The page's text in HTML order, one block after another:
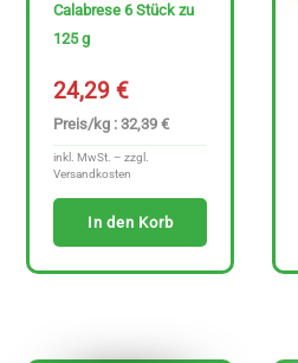
Calabrese 6 Stück zu
125 g
24,29€
Preis/kg : 32,39 €
inkl. MwSt. – zzgl.
Versandkosten
In den Korb